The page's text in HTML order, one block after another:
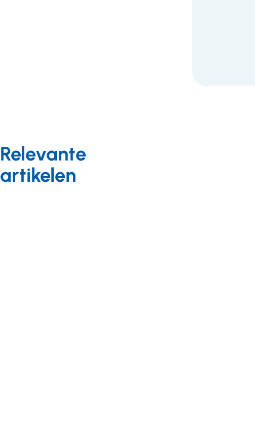
Relevante
artikelen